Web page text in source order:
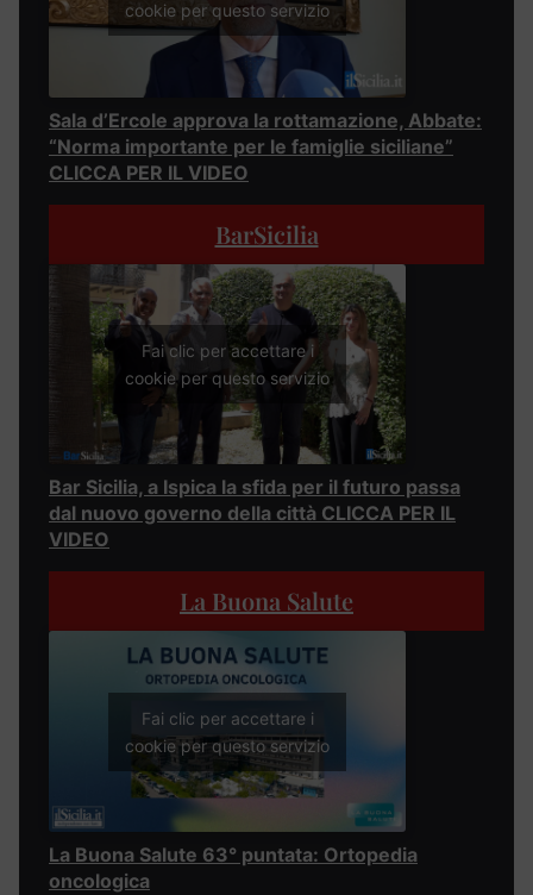
cookie per questo servizio
Sala d’Ercole approva la rottamazione, Abbate:
“Norma importante per le famiglie siciliane”
CLICCA PER IL VIDEO
BarSicilia
Fai clic per accettare i
cookie per questo servizio
Bar Sicilia, a Ispica la sfida per il futuro passa
dal nuovo governo della città CLICCA PER IL
VIDEO
La Buona Salute
Fai clic per accettare i
cookie per questo servizio
La Buona Salute 63° puntata: Ortopedia
oncologica